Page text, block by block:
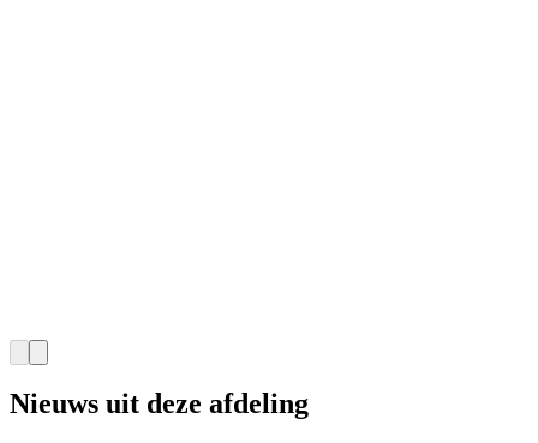
Nieuws uit deze afdeling